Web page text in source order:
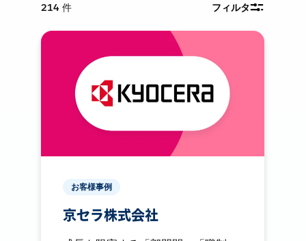
214 件 フィルタ
お客様事例
京セラ株式会社